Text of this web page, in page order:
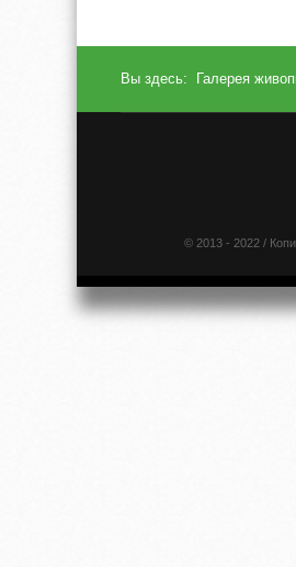
Вы здесь: Галерея
© 2013 - 2022 /